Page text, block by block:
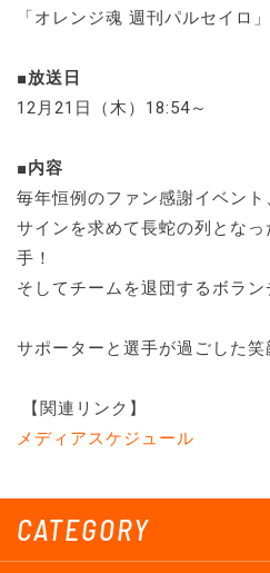
CATEGORY
「オレンジ魂 週刊パルセイロ」
■放送日
12月21日（木）18:54～
■内容
毎年恒例のファン感謝イベント
サインを求めて長蛇の列とな
手！
そしてチームを退団するボラン
サポーターと選手が過ごした笑
【関連リンク】
メディアスケジュール